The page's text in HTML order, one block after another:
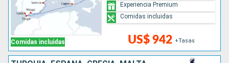
Comidas incluidas US$ 942 +Tasas
Experiencia Premium
Comidas incluidas